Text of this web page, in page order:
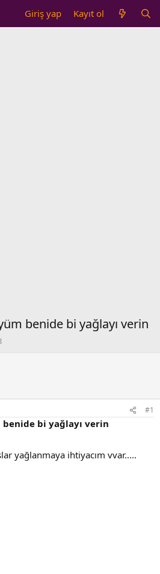
Giriş yap Kayıt ol
benide bi yağlayı verin
#1
bi yağlayı verin
yağlanmaya ihtiyacım vvar.....